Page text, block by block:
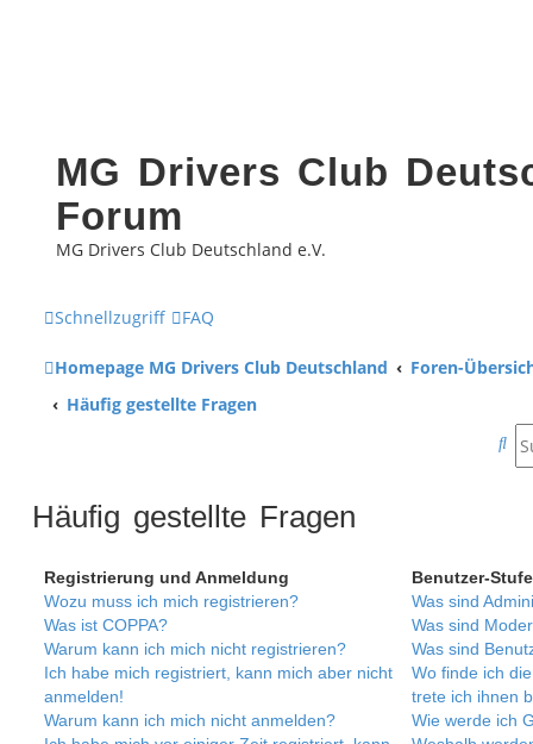
MG Drivers Club
Forum
MG Drivers Club Deutschland e.V.
Schnellzugriff FAQ
Homepage MG Drivers Club Deutschland
Foren-
Häufig gestellte Fragen
S
e
Häufig gestellte Fragen
Registrierung und Anmeldung
Wozu muss ich mich registrieren?
Was ist COPPA?
Warum kann ich mich nicht registrieren?
Ich habe mich registriert, kann mich aber nicht
anmelden!
Warum kann ich mich nicht anmelden?
Benutzer-
Was sind
Was sind
Was sind
Wo finde ich
trete ich ihnen
Wie werde ich